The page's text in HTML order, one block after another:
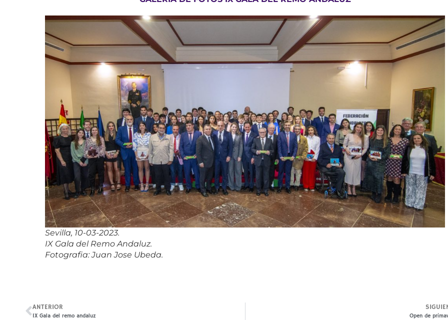
Sevilla, 10-03-2023.
IX Gala del Remo Andaluz.
Fotografia: Juan Jose Ubeda.
ANTERIOR
IX Gala del remo andaluz Open de